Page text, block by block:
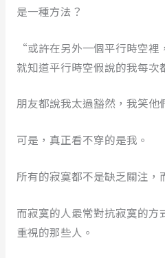
是一種方法？
“或許在另外一個平行時空
就知道平行時空假說的我每次
朋友都說我太過豁然，我笑他
可是，真正看不穿的是我。
所有的寂寞都不是缺乏關注，
而寂寞的人最常對抗寂寞的
重視的那些人。